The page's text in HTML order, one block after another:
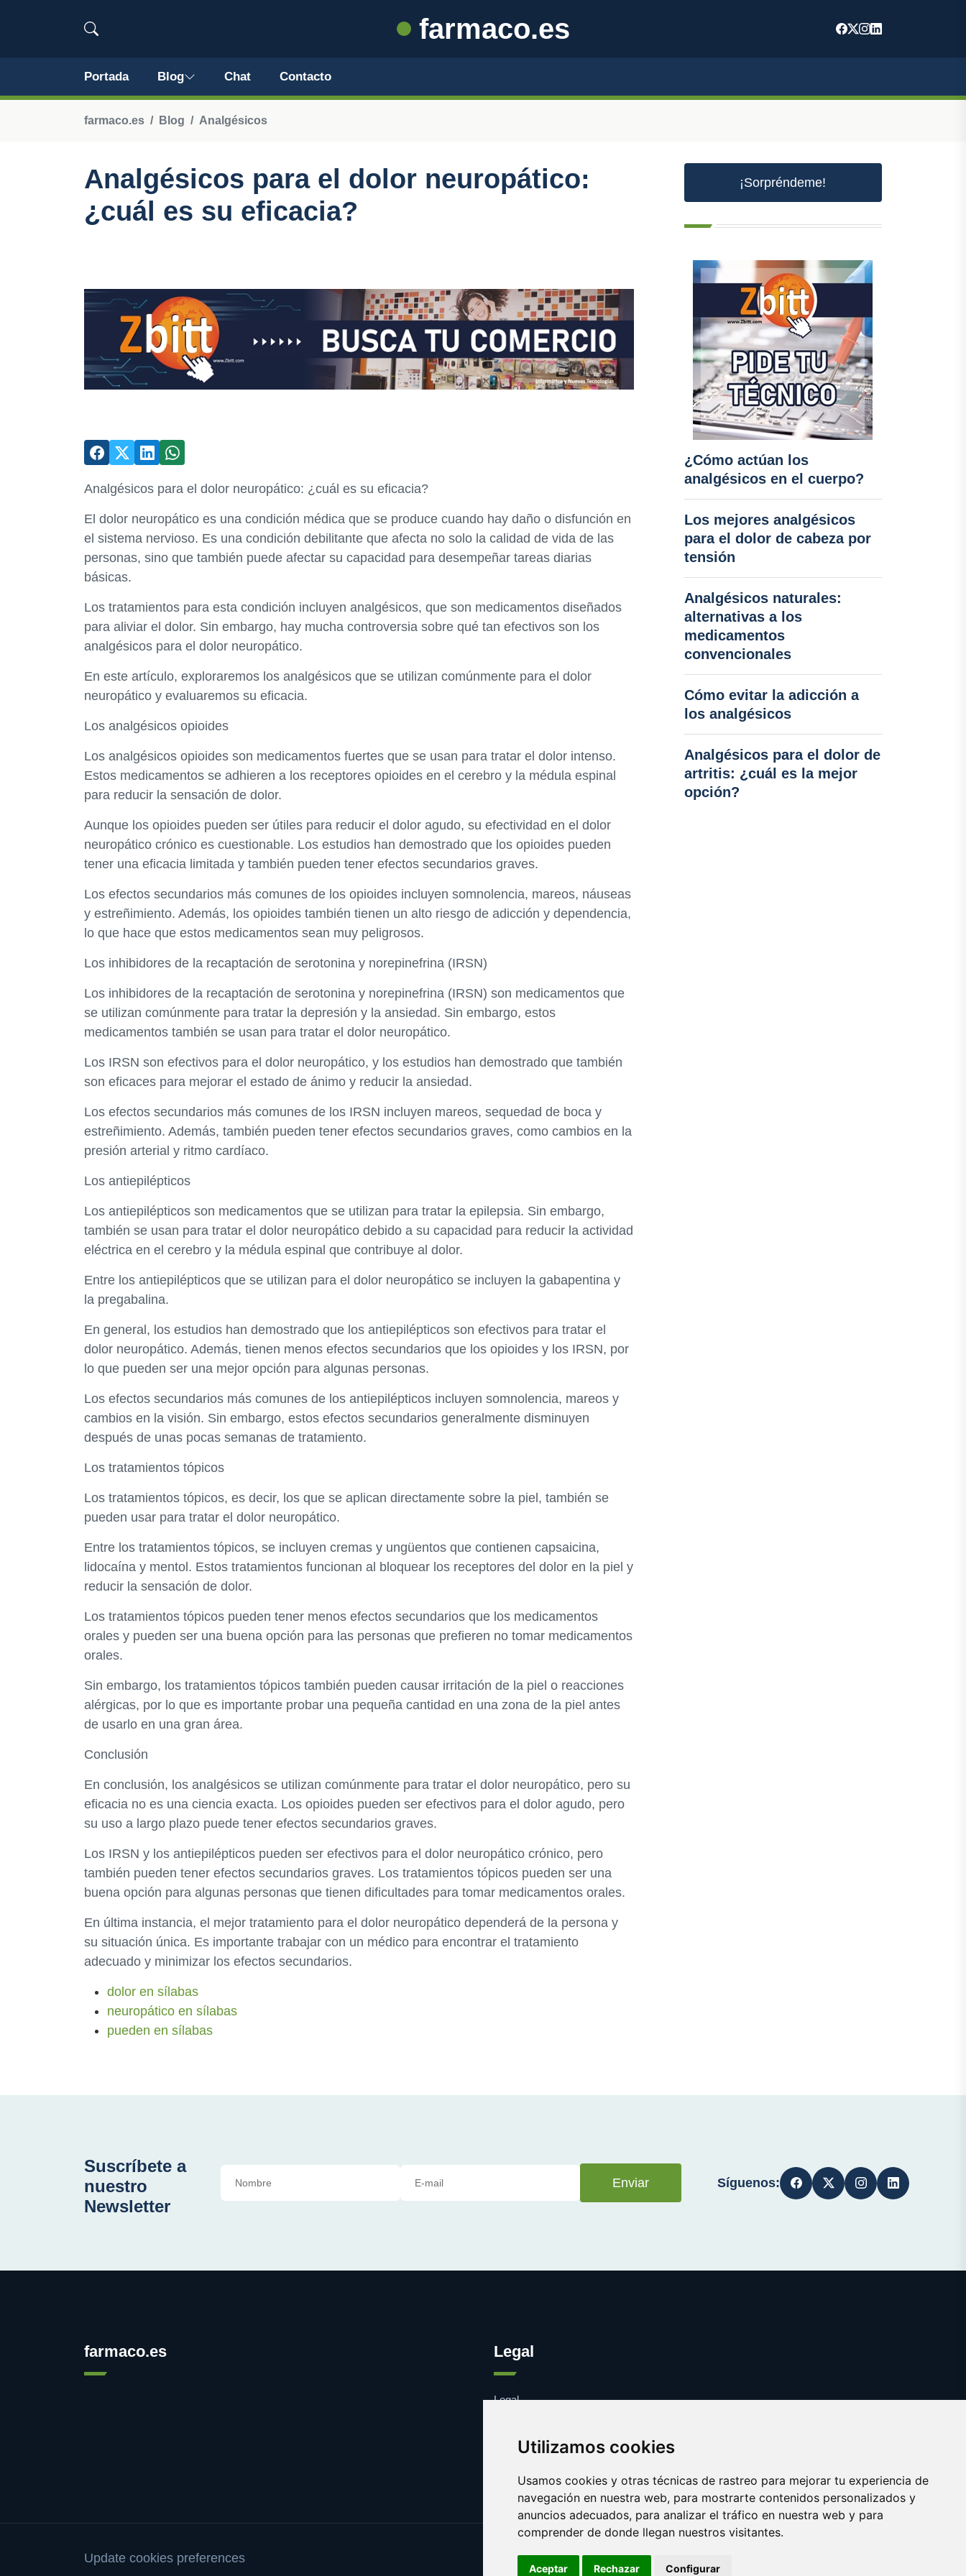
Utilizamos cookies
Usamos cookies y otras técnicas de rastreo para mejorar tu experiencia de
navegación en nuestra web, para mostrarte contenidos personalizados y
anuncios adecuados, para analizar el tráfico en nuestra web y para
comprender de donde llegan nuestros visitantes.
Aceptar Rechazar Configurar
farmaco.es
Portada Blog Chat Contacto
farmaco.es Blog Analgésicos
Analgésicos para el dolor neuropático:
¿cuál es su eficacia?
Analgésicos para el dolor neuropático: ¿cuál es su eficacia?
El dolor neuropático es una condición médica que se produce cuando hay daño o disfunción en
el sistema nervioso. Es una condición debilitante que afecta no solo la calidad de vida de las
personas, sino que también puede afectar su capacidad para desempeñar tareas diarias
básicas.
Los tratamientos para esta condición incluyen analgésicos, que son medicamentos diseñados
para aliviar el dolor. Sin embargo, hay mucha controversia sobre qué tan efectivos son los
analgésicos para el dolor neuropático.
En este artículo, exploraremos los analgésicos que se utilizan comúnmente para el dolor
neuropático y evaluaremos su eficacia.
Los analgésicos opioides
Los analgésicos opioides son medicamentos fuertes que se usan para tratar el dolor intenso.
Estos medicamentos se adhieren a los receptores opioides en el cerebro y la médula espinal
para reducir la sensación de dolor.
Aunque los opioides pueden ser útiles para reducir el dolor agudo, su efectividad en el dolor
neuropático crónico es cuestionable. Los estudios han demostrado que los opioides pueden
tener una eficacia limitada y también pueden tener efectos secundarios graves.
Los efectos secundarios más comunes de los opioides incluyen somnolencia, mareos, náuseas
y estreñimiento. Además, los opioides también tienen un alto riesgo de adicción y dependencia,
lo que hace que estos medicamentos sean muy peligrosos.
Los inhibidores de la recaptación de serotonina y norepinefrina (IRSN)
Los inhibidores de la recaptación de serotonina y norepinefrina (IRSN) son medicamentos que
se utilizan comúnmente para tratar la depresión y la ansiedad. Sin embargo, estos
medicamentos también se usan para tratar el dolor neuropático.
Los IRSN son efectivos para el dolor neuropático, y los estudios han demostrado que también
son eficaces para mejorar el estado de ánimo y reducir la ansiedad.
Los efectos secundarios más comunes de los IRSN incluyen mareos, sequedad de boca y
estreñimiento. Además, también pueden tener efectos secundarios graves, como cambios en la
presión arterial y ritmo cardíaco.
Los antiepilépticos
Los antiepilépticos son medicamentos que se utilizan para tratar la epilepsia. Sin embargo,
también se usan para tratar el dolor neuropático debido a su capacidad para reducir la actividad
eléctrica en el cerebro y la médula espinal que contribuye al dolor.
Entre los antiepilépticos que se utilizan para el dolor neuropático se incluyen la gabapentina y
la pregabalina.
En general, los estudios han demostrado que los antiepilépticos son efectivos para tratar el
dolor neuropático. Además, tienen menos efectos secundarios que los opioides y los IRSN, por
lo que pueden ser una mejor opción para algunas personas.
Los efectos secundarios más comunes de los antiepilépticos incluyen somnolencia, mareos y
cambios en la visión. Sin embargo, estos efectos secundarios generalmente disminuyen
después de unas pocas semanas de tratamiento.
Los tratamientos tópicos
Los tratamientos tópicos, es decir, los que se aplican directamente sobre la piel, también se
pueden usar para tratar el dolor neuropático.
Entre los tratamientos tópicos, se incluyen cremas y ungüentos que contienen capsaicina,
lidocaína y mentol. Estos tratamientos funcionan al bloquear los receptores del dolor en la piel y
reducir la sensación de dolor.
Los tratamientos tópicos pueden tener menos efectos secundarios que los medicamentos
orales y pueden ser una buena opción para las personas que prefieren no tomar medicamentos
orales.
Sin embargo, los tratamientos tópicos también pueden causar irritación de la piel o reacciones
alérgicas, por lo que es importante probar una pequeña cantidad en una zona de la piel antes
de usarlo en una gran área.
Conclusión
En conclusión, los analgésicos se utilizan comúnmente para tratar el dolor neuropático, pero su
eficacia no es una ciencia exacta. Los opioides pueden ser efectivos para el dolor agudo, pero
su uso a largo plazo puede tener efectos secundarios graves.
Los IRSN y los antiepilépticos pueden ser efectivos para el dolor neuropático crónico, pero
también pueden tener efectos secundarios graves. Los tratamientos tópicos pueden ser una
buena opción para algunas personas que tienen dificultades para tomar medicamentos orales.
En última instancia, el mejor tratamiento para el dolor neuropático dependerá de la persona y
su situación única. Es importante trabajar con un médico para encontrar el tratamiento
adecuado y minimizar los efectos secundarios.
dolor en sílabas
neuropático en sílabas
pueden en sílabas
¡Sorpréndeme!
¿Cómo actúan los
analgésicos en el cuerpo?
Los mejores analgésicos
para el dolor de cabeza por
tensión
Analgésicos naturales:
alternativas a los
medicamentos
convencionales
Cómo evitar la adicción a
los analgésicos
Analgésicos para el dolor de
artritis: ¿cuál es la mejor
opción?
Suscríbete a
nuestro
Newsletter
Enviar Síguenos:
farmaco.es Legal
Legal
Contacto
Update cookies preferences